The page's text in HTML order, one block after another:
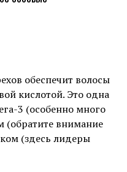
обеспечит волосы
кислотой. Это одна
3 (особенно много
(обратите внимание
(здесь лидеры